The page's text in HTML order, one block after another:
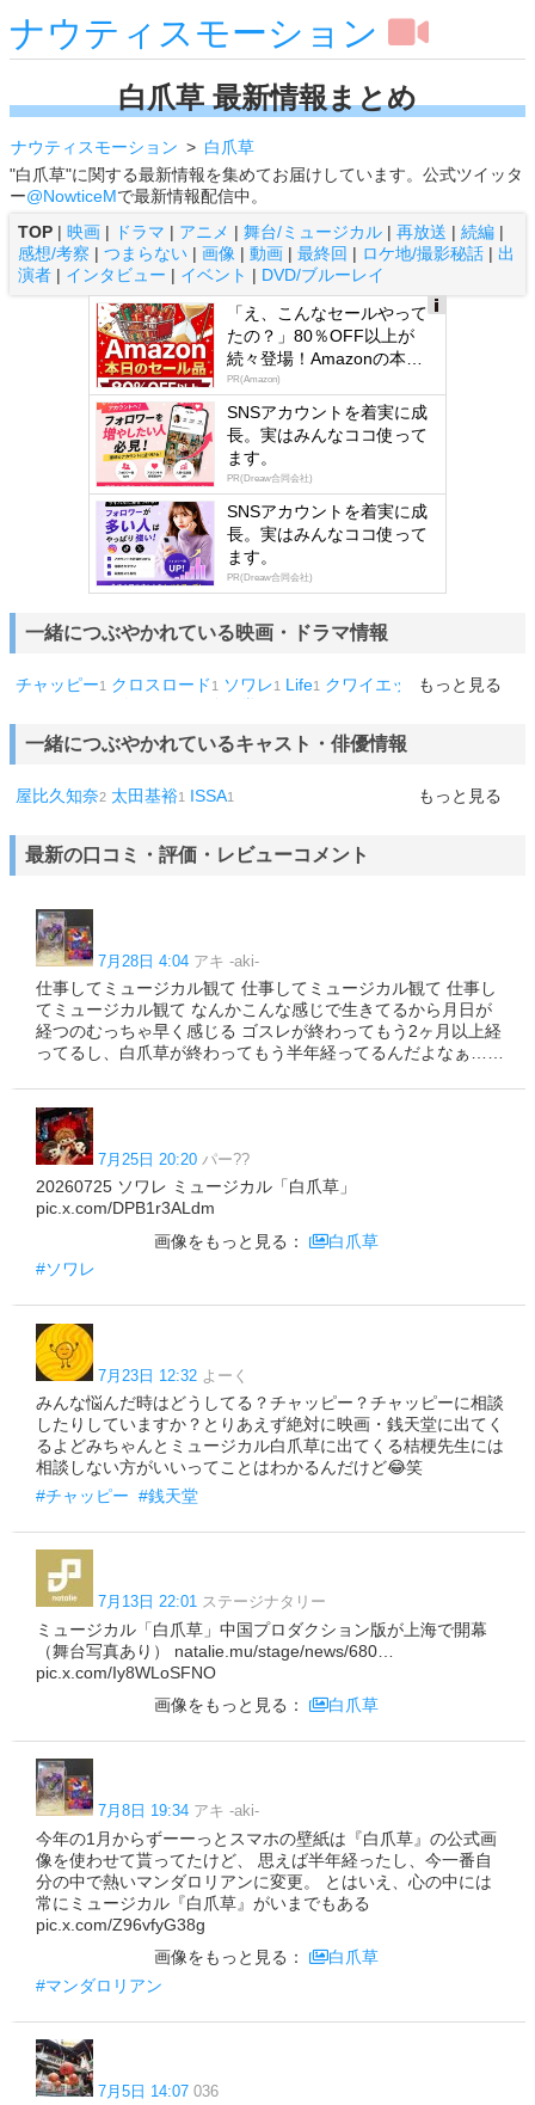
ナウティスモーション
白爪草 最新情報まとめ
ナウティスモーション
白爪草
"白爪草"に関する最新情報を集めてお届けしています。公式ツイッタ
ー@NowticeMで最新情報配信中。
TOP | 映画 | ドラマ | アニメ | 舞台/ミュージカル | 再放送 | 続編 |
感想/考察 | つまらない | 画像 | 動画 | 最終回 | ロケ地/撮影秘話 | 出
演者 | インタビュー | イベント | DVD/ブルーレイ
「え、こんなセールやって
たの？」80％OFF以上が
続々登場！Amazonの本気
が...
PR(Amazon)
SNSアカウントを着実に成
長。実はみんなココ使って
ます。
PR(Dreaw合同会社)
SNSアカウントを着実に成
長。実はみんなココ使って
ます。
PR(Dreaw合同会社)
一緒につぶやかれている映画・ドラマ情報
もっと見る
チャッピー1 クロスロード 1 ソワレ1 Life1
クワイエットルームによ
一緒につぶやかれているキャスト・俳優情報
もっと見る
屋比久知奈2 太田基裕1 ISSA1
最新の口コミ・評価・レビューコメント
7月28日 4:04 アキ -aki-
仕事してミュージカル観て 仕事してミュージカル観て 仕事し
てミュージカル観て なんかこんな感じで生きてるから月日が
経つのむっちゃ早く感じる ゴスレが終わってもう2ヶ月以上経
ってるし、白爪草が終わってもう半年経ってるんだよなぁ……
7月25日 20:20 パー??
20260725 ソワレ ミュージカル「白爪草」
pic.x.com/DPB1r3ALdm
画像をもっと見る：
白爪草
#ソワレ
7月23日 12:32 よーく
みんな悩んだ時はどうしてる？チャッピー？チャッピーに相談
したりしていますか？とりあえず絶対に映画・銭天堂に出てく
るよどみちゃんとミュージカル白爪草に出てくる桔梗先生には
相談しない方がいいってことはわかるんだけど😂笑
#チャッピー #銭天堂
7月13日 22:01 ステージナタリー
ミュージカル「白爪草」中国プロダクション版が上海で開幕
（舞台写真あり） natalie.mu/stage/news/680…
pic.x.com/Iy8WLoSFNO
画像をもっと見る：
白爪草
7月8日 19:34 アキ -aki-
今年の1月からずーーっとスマホの壁紙は『白爪草』の公式画
像を使わせて貰ってたけど、 思えば半年経ったし、今一番自
分の中で熱いマンダロリアンに変更。 とはいえ、心の中には
常にミュージカル『白爪草』がいまでもある
pic.x.com/Z96vfyG38g
画像をもっと見る：
白爪草
#マンダロリアン
7月5日 14:07 036